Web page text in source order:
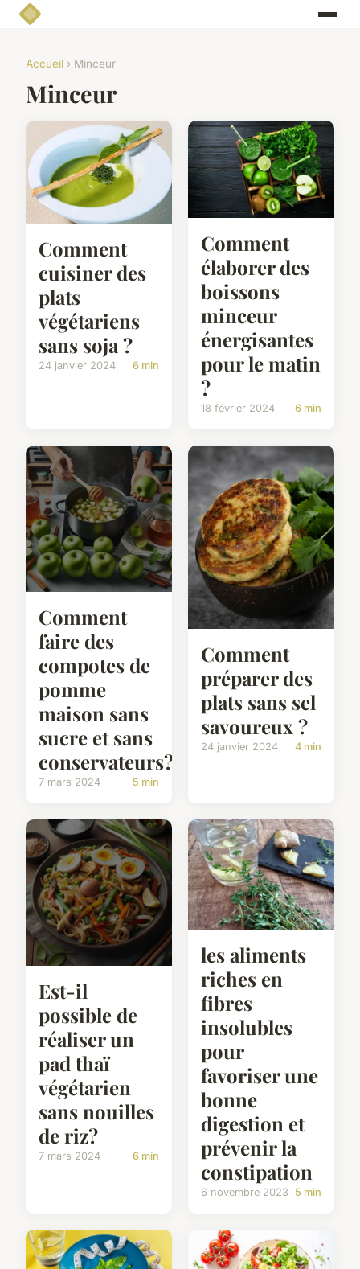
Accueil › Minceur
Minceur
Comment
cuisiner des
plats
végétariens
sans soja ?
24 janvier 2024 6 min
Comment
élaborer des
boissons
minceur
énergisantes
pour le matin
?
18 février 2024 6 min
Comment
faire des
compotes de
pomme
maison sans
sucre et sans
conservateurs?
7 mars 2024 5 min
Comment
préparer des
plats sans sel
savoureux ?
24 janvier 2024 4 min
Est-il
possible de
réaliser un
pad thaï
végétarien
sans nouilles
de riz?
7 mars 2024 6 min
les aliments
riches en
fibres
insolubles
pour
favoriser une
bonne
digestion et
prévenir la
constipation
6 novembre 2023 5 min